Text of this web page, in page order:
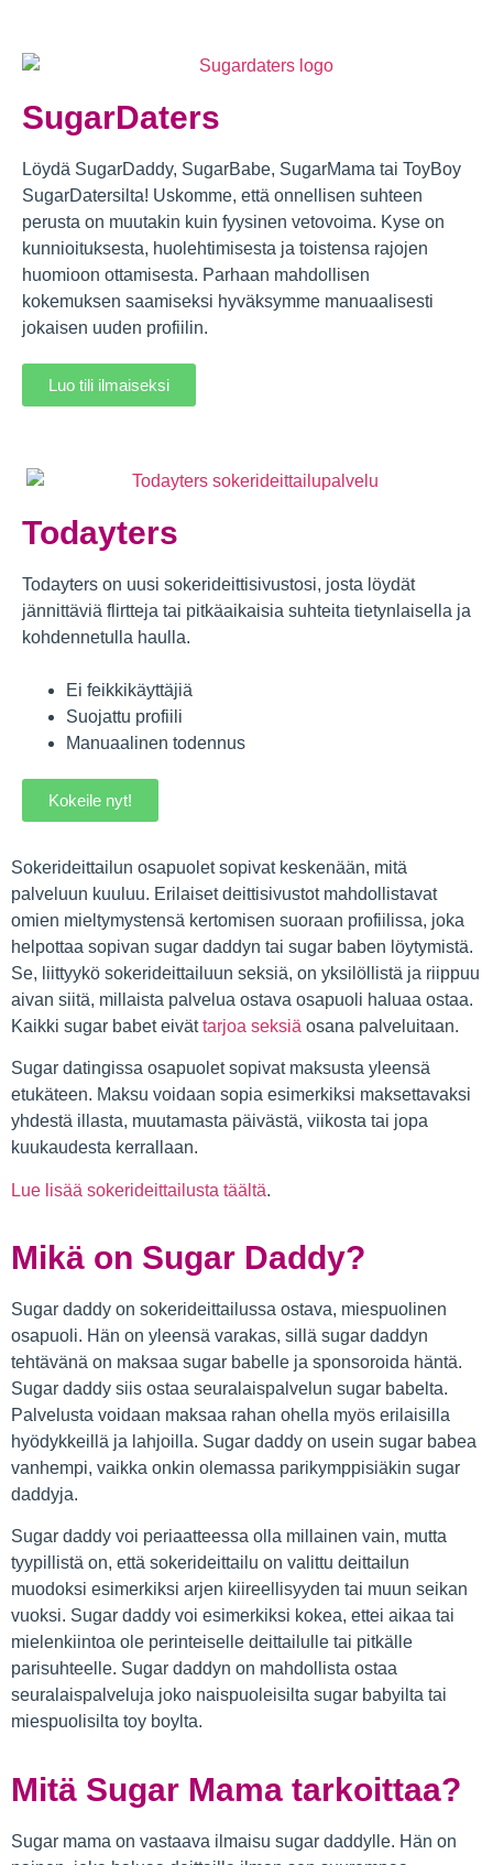
SugarDaters
Löydä SugarDaddy, SugarBabe, SugarMama tai ToyBoy
SugarDatersilta! Uskomme, että onnellisen suhteen
perusta on muutakin kuin fyysinen vetovoima. Kyse on
kunnioituksesta, huolehtimisesta ja toistensa rajojen
huomioon ottamisesta. Parhaan mahdollisen
kokemuksen saamiseksi hyväksymme manuaalisesti
jokaisen uuden profiilin.
Luo tili ilmaiseksi
Todayters
Todayters on uusi sokerideittisivustosi, josta löydät
jännittäviä flirtteja tai pitkäaikaisia suhteita tietynlaisella ja
kohdennetulla haulla.
Ei feikkikäyttäjiä
Suojattu profiili
Manuaalinen todennus
Kokeile nyt!
Sokerideittailun osapuolet sopivat keskenään, mitä
palveluun kuuluu. Erilaiset deittisivustot mahdollistavat
omien mieltymystensä kertomisen suoraan profiilissa, joka
helpottaa sopivan sugar daddyn tai sugar baben löytymistä.
Se, liittyykö sokerideittailuun seksiä, on yksilöllistä ja riippuu
aivan siitä, millaista palvelua ostava osapuoli haluaa ostaa.
Kaikki sugar babet eivättarjoa seksiä osana palveluitaan.
Sugar datingissa osapuolet sopivat maksusta yleensä
etukäteen. Maksu voidaan sopia esimerkiksi maksettavaksi
yhdestä illasta, muutamasta päivästä, viikosta tai jopa
kuukaudesta kerrallaan.
Lue lisää sokerideittailusta täältä.
Mikä on Sugar Daddy?
Sugar daddy on sokerideittailussa ostava, miespuolinen
osapuoli. Hän on yleensä varakas, sillä sugar daddyn
tehtävänä on maksaa sugar babelle ja sponsoroida häntä.
Sugar daddy siis ostaa seuralaispalvelun sugar babelta.
Palvelusta voidaan maksaa rahan ohella myös erilaisilla
hyödykkeillä ja lahjoilla. Sugar daddy on usein sugar babea
vanhempi, vaikka onkin olemassa parikymppisiäkin sugar
daddyja.
Sugar daddy voi periaatteessa olla millainen vain, mutta
tyypillistä on, että sokerideittailu on valittu deittailun
muodoksi esimerkiksi arjen kiireellisyyden tai muun seikan
vuoksi. Sugar daddy voi esimerkiksi kokea, ettei aikaa tai
mielenkiintoa ole perinteiselle deittailulle tai pitkälle
parisuhteelle. Sugar daddyn on mahdollista ostaa
seuralaispalveluja joko naispuoleisilta sugar babyilta tai
miespuolisilta toy boylta.
Mitä Sugar Mama tarkoittaa?
Sugar mama on vastaava ilmaisu sugar daddylle. Hän on